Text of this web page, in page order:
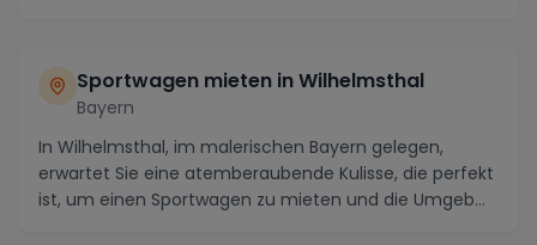
Sportwagen mieten inWilhelmsthal
Bayern
In Wilhelmsthal, im malerischen Bayern gelegen,
erwartet Sie eine atemberaubende Kulisse, die perfekt
ist, um einen Sportwagen zu mieten und die Umgeb...